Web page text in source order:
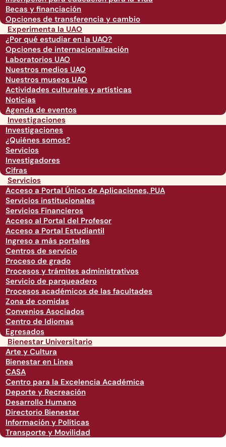
Becas y financiación
Opciones de transferencia y cambio
Experimenta la UAO
¿Por qué estudiar en la UAO?
Opciones de internacionalización
Laboratorios UAO
Nuestros medios UAO
Nuestros museos UAO
Actividades culturales y artísticas
Noticias
Agenda de eventos
Investigaciones
Investigaciones
¿Quiénes somos?
Servicios
Investigadores
Cifras
Servicios
Acceso a Portal Único de Aplicaciones, PUA
Servicios institucionales
Servicios Financieros
Acceso al Portal del Profesor
Acceso a Portal Estudiantil
Ingreso a más portales
Centros de servicio
Proceso de grado
Procesos y trámites administrativos
Servicio de parqueadero
Procesos académicos de las facultades
Zona de comidas
Convenios Asociados
Centro de Idiomas
Egresados
Bienestar Universitario
Arte y Cultura
Bienestar en Linea
CASA
Centro para la Excelencia Académica
Deporte y Recreación
Desarrollo Humano
Directorio Bienestar
Información y Políticas
Transporte y Movilidad